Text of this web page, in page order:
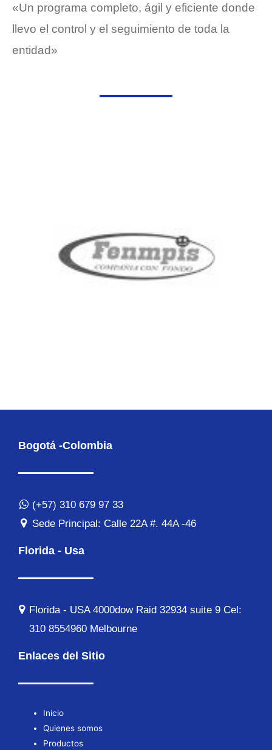
«Un programa completo, ágil y eficiente donde
llevo el control y el seguimiento de toda la
entidad»
Bogotá -Colombia
(+57) 310 679 97 33
Sede Principal: Calle 22A #. 44A -46
Florida - Usa
Florida - USA 4000dow Raid 32934 suite 9 Cel:
310 8554960 Melbourne​​
Enlaces del Sitio
Inicio
Quienes somos
Productos